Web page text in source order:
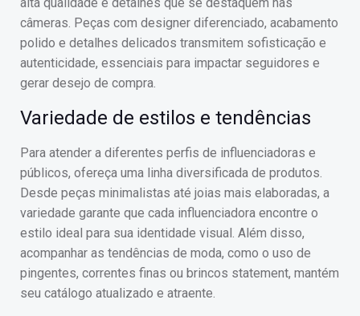
câmeras. Peças com designer diferenciado, acabamento
polido e detalhes delicados transmitem sofisticação e
autenticidade, essenciais para impactar seguidores e
gerar desejo de compra.
Variedade de estilos e tendências
Para atender a diferentes perfis de influenciadoras e
públicos, ofereça uma linha diversificada de produtos.
Desde peças minimalistas até joias mais elaboradas, a
variedade garante que cada influenciadora encontre o
estilo ideal para sua identidade visual. Além disso,
acompanhar as tendências de moda, como o uso de
pingentes, correntes finas ou brincos statement, mantém
seu catálogo atualizado e atraente.